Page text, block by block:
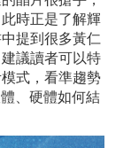
時正是了解輝
提到很多黃仁
議讀者可以特
式，看準趨勢
、硬體如何結